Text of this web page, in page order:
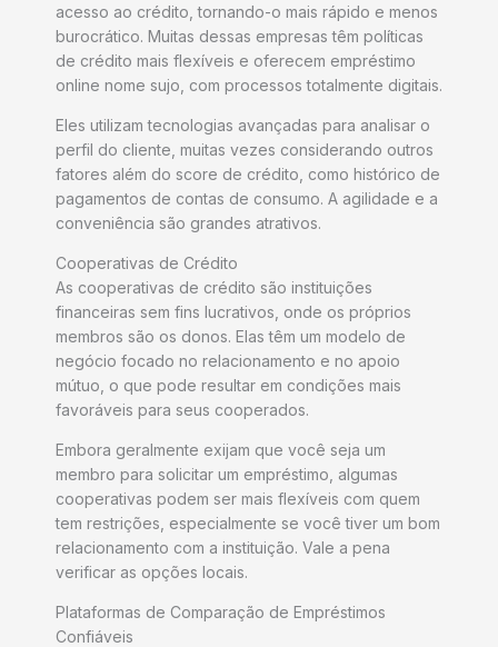
acesso ao crédito, tornando-o mais rápido e menos
burocrático. Muitas dessas empresas têm políticas
de crédito mais flexíveis e oferecem empréstimo
online nome sujo, com processos totalmente digitais.
Eles utilizam tecnologias avançadas para analisar o
perfil do cliente, muitas vezes considerando outros
fatores além do score de crédito, como histórico de
pagamentos de contas de consumo. A agilidade e a
conveniência são grandes atrativos.
Cooperativas de Crédito
As cooperativas de crédito são instituições
financeiras sem fins lucrativos, onde os próprios
membros são os donos. Elas têm um modelo de
negócio focado no relacionamento e no apoio
mútuo, o que pode resultar em condições mais
favoráveis para seus cooperados.
Embora geralmente exijam que você seja um
membro para solicitar um empréstimo, algumas
cooperativas podem ser mais flexíveis com quem
tem restrições, especialmente se você tiver um bom
relacionamento com a instituição. Vale a pena
verificar as opções locais.
Plataformas de Comparação de Empréstimos
Confiáveis